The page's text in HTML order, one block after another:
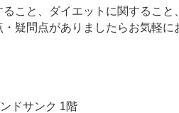
ること、ダイエットに関するこ
疑問点がありましたらお気軽に
ドサンク 1階